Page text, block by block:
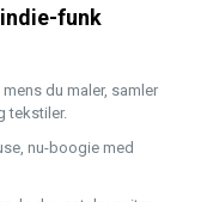
funk
du maler, samler
tekstiler.
nu-boogie med